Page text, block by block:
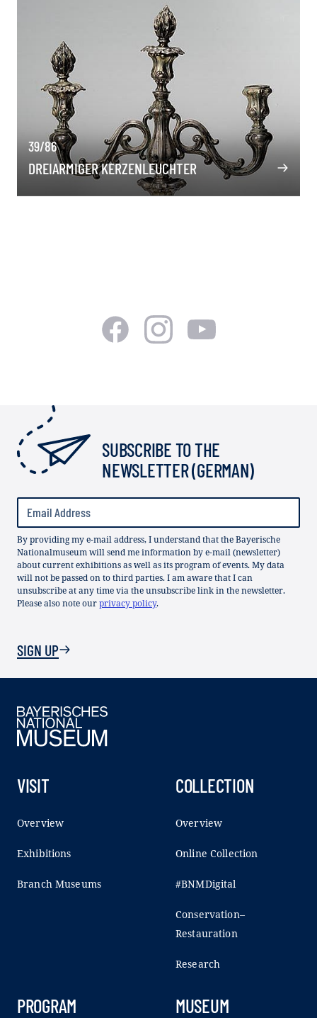
39/86
DREIARMIGER KERZENLEUCHTER
SUBSCRIBE TO THE
NEWSLETTER (GERMAN)
By providing my e-mail address, I understand that the Bayerische
Nationalmuseum will send me information by e-mail (newsletter)
about current exhibitions as well as its program of events. My data
will not be passed on to third parties. I am aware that I can
unsubscribe at any time via the unsubscribe link in the newsletter.
Please also note ourprivacy policy.
SIGN UP
VISIT
Overview
Exhibitions
Branch Museums
COLLECTION
Overview
Online Collection
#BNMDigital
Conservation–
Restauration
Research
PROGRAM MUSEUM